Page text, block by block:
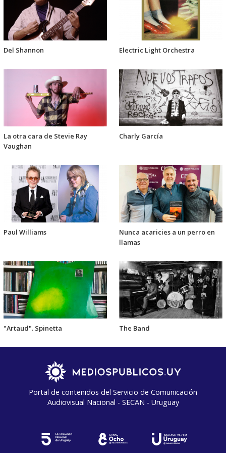
Del Shannon Electric Light Orchestra
La otra cara de Stevie Ray
Vaughan
Charly García
Paul Williams
Nunca acaricies a un perro en
llamas
"Artaud". Spinetta The Band
Portal de contenidos del Servicio de Comunicación
Audiovisual Nacional - SECAN - Uruguay